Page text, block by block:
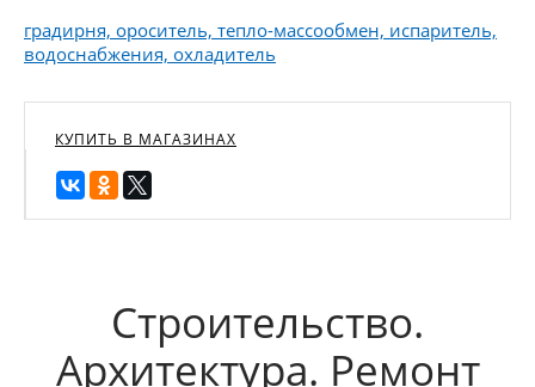
градирня, ороситель, тепло-массообмен, испаритель,
водоснабжения, охладитель
КУПИТЬ В МАГАЗИНАХ
Строительство.
Архитектура. Ремонт